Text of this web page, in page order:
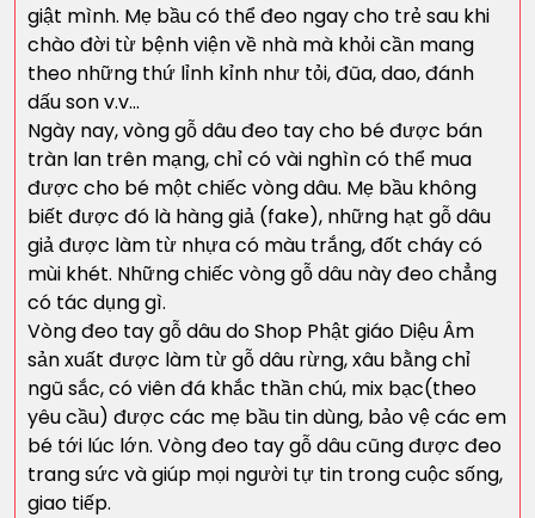
giật mình. Mẹ bầu có thể đeo ngay cho trẻ sau khi
chào đời từ bệnh viện về nhà mà khỏi cần mang
theo những thứ lỉnh kỉnh như tỏi, đũa, dao, đánh
dấu son v.v…
Ngày nay, vòng gỗ dâu đeo tay cho bé được bán
tràn lan trên mạng, chỉ có vài nghìn có thể mua
được cho bé một chiếc vòng dâu. Mẹ bầu không
biết được đó là hàng giả (fake), những hạt gỗ dâu
giả được làm từ nhựa có màu trắng, đốt cháy có
mùi khét. Những chiếc vòng gỗ dâu này đeo chẳng
có tác dụng gì.
Vòng đeo tay gỗ dâu do Shop Phật giáo Diệu Âm
sản xuất được làm từ gỗ dâu rừng, xâu bằng chỉ
ngũ sắc, có viên đá khắc thần chú, mix bạc(theo
yêu cầu) được các mẹ bầu tin dùng, bảo vệ các em
bé tới lúc lớn. Vòng đeo tay gỗ dâu cũng được đeo
trang sức và giúp mọi người tự tin trong cuộc sống,
giao tiếp.